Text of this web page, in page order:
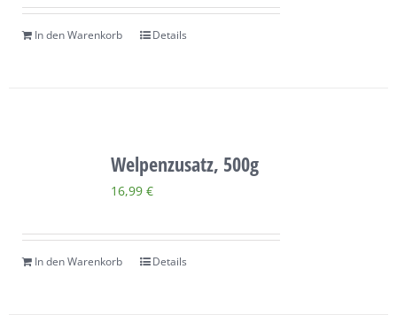
In den Warenkorb Details
Welpenzusatz, 500g
16,99 €
In den Warenkorb Details